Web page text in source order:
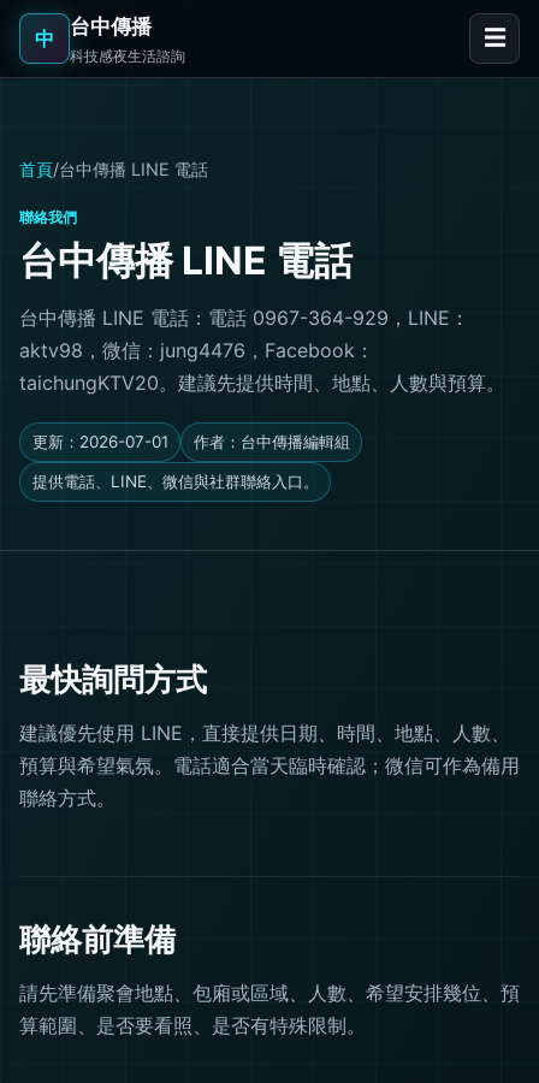
中 台中傳播
科技感夜生活諮詢
☰
首頁/台中傳播 LINE 電話
聯絡我們
台中傳播 LINE 電話
台中傳播 LINE 電話：電話 0967-364-929，LINE：
aktv98，微信：jung4476，Facebook：
taichungKTV20。建議先提供時間、地點、人數與預算。
更新：2026-07-01 作者：台中傳播編輯組
提供電話、LINE、微信與社群聯絡入口。
最快詢問方式
建議優先使用 LINE，直接提供日期、時間、地點、人數、
預算與希望氣氛。電話適合當天臨時確認；微信可作為備用
聯絡方式。
聯絡前準備
請先準備聚會地點、包廂或區域、人數、希望安排幾位、預
算範圍、是否要看照、是否有特殊限制。